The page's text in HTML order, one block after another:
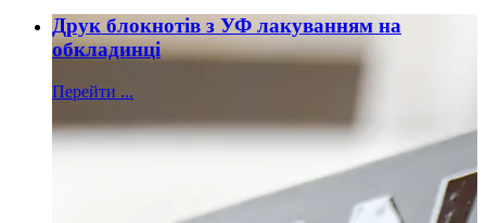
Друк блокнотів з УФ лакуванням на
обкладинці
Перейти ...